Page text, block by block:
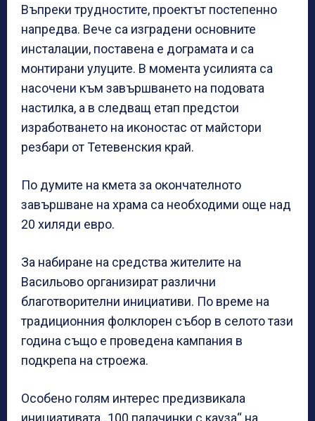
Въпреки трудностите, проектът постепенно
напредва. Вече са изградени основните
инсталации, поставена е дограмата и са
монтирани улуците. В момента усилията са
насочени към завършването на подовата
настилка, а в следващ етап предстои
изработването на иконостас от майстори
резбари от Тетевенския край.
По думите на кмета за окончателното
завършване на храма са необходими още над
20 хиляди евро.
За набиране на средства жителите на
Васильово организират различни
благотворителни инициативи. По време на
традиционния фолклорен събор в селото тази
година също е проведена кампания в
подкрепа на строежа.
Особено голям интерес предизвикала
инициативата „100 палачинки с кауза“ на